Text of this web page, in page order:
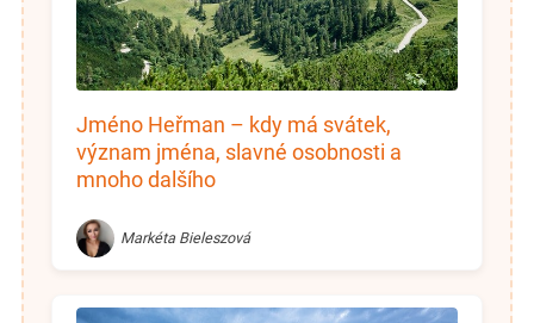
Jméno Heřman – kdy má svátek,
význam jména, slavné osobnosti a
mnoho dalšího
Markéta Bieleszová